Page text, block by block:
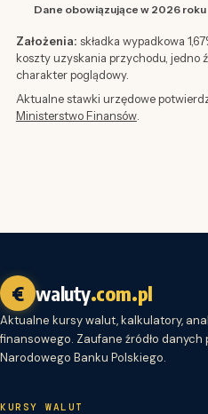
Dane obowiązujące w 2026 roku
Założenia: składka wypadkowa
koszty uzyskania przychodu, jedno
charakter poglądowy.
Aktualne stawki urzędowe
Ministerstwo Finansów.
€ waluty.com.pl
Aktualne kursy walut, kalkulatory,
finansowego. Zaufane źródło danych
Narodowego Banku Polskiego.
KURSY WALUT